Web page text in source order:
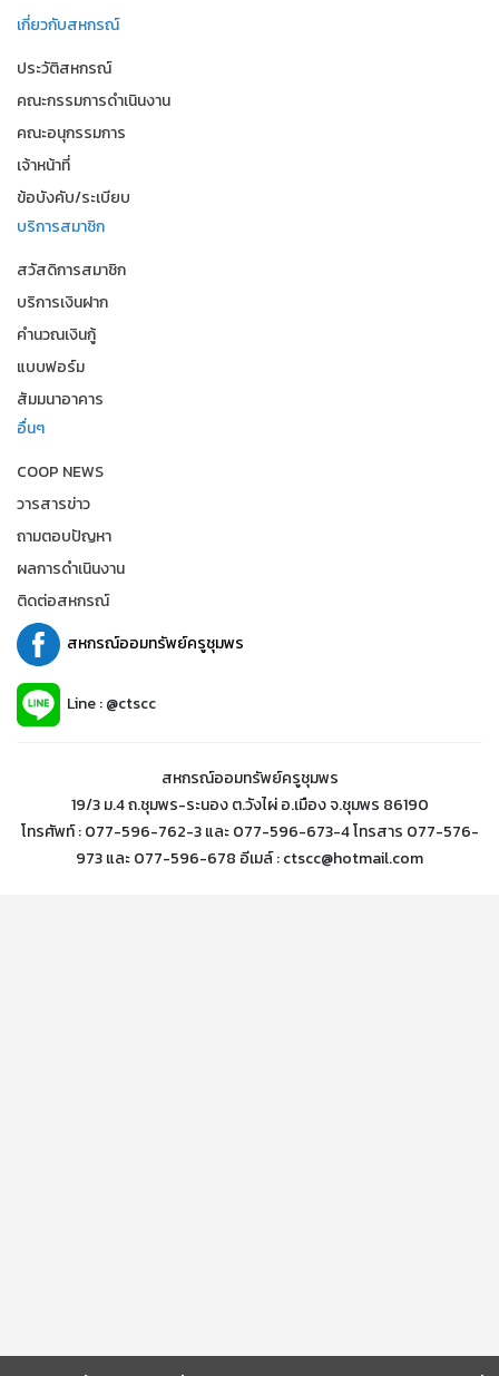
เกี่ยวกับสหกรณ์
ประวัติสหกรณ์
คณะกรรมการดำเนินงาน
คณะอนุกรรมการ
เจ้าหน้าที่
ข้อบังคับ/ระเบียบ
บริการสมาชิก
สวัสดิการสมาชิก
บริการเงินฝาก
คำนวณเงินกู้
แบบฟอร์ม
สัมมนาอาคาร
อื่นๆ
COOP NEWS
วารสารข่าว
ถามตอบปัญหา
ผลการดำเนินงาน
ติดต่อสหกรณ์
สหกรณ์ออมทรัพย์ครูชุมพร
Line : @ctscc
สหกรณ์ออมทรัพย์ครูชุมพร
19/3 ม.4 ถ.ชุมพร-ระนอง ต.วังไผ่ อ.เมือง จ.ชุมพร 86190
โทรศัพท์ : 077-596-762-3 และ 077-596-673-4 โทรสาร 077-576-
973 และ 077-596-678 อีเมล์ : ctscc@hotmail.com